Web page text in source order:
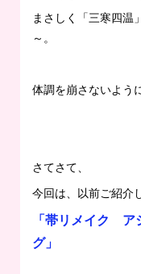
まさしく「三寒四温
～。
体調を崩さないよう
さてさて、
今回は、以前ご紹介
「帯リメイク ア
グ」